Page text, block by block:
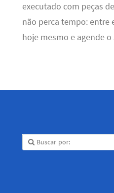
executado com peças
não perca tempo: entre
hoje mesmo e agende